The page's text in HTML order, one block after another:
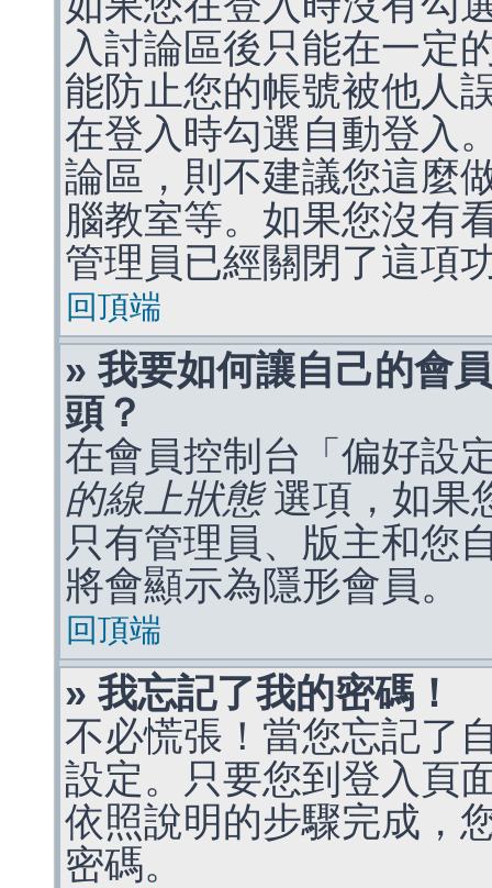
入討論區後只能在一定
能防止您的帳號被他人
在登入時勾選自動登入
論區，則不建議您這麼
腦教室等。如果您沒有
管理員已經關閉了這項
回頂端
» 我要如何讓自己的會
頭？
在會員控制台「偏好設
的線上狀態選項，如果
只有管理員、版主和您
將會顯示為隱形會員。
回頂端
» 我忘記了我的密碼！
不必慌張！當您忘記了
設定。只要您到登入頁
依照說明的步驟完成，
密碼。